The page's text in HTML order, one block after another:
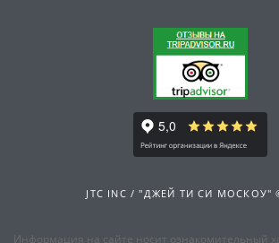
JTC INC / "ДЖЕЙ ТИ СИ МОСКОУ"
Информация на сайте носит ознакомительный